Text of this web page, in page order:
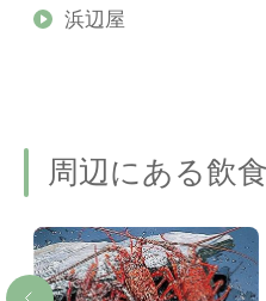
浜辺屋
周辺にある飲